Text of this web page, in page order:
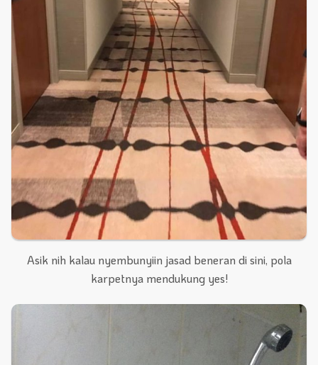
Asik nih kalau nyembunyiin jasad beneran di sini, pola
karpetnya mendukung yes!